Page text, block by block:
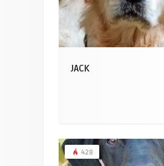
JACK
428